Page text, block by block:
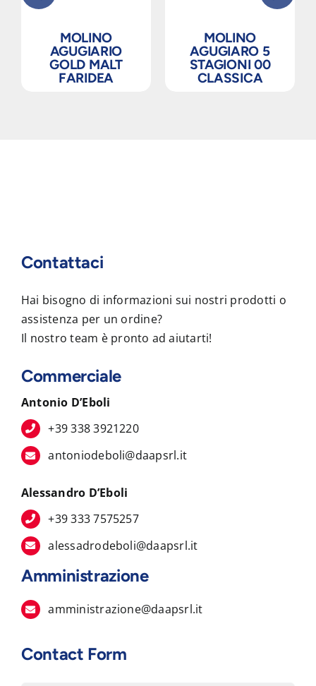
MOLINO
AGUGIARIO
GOLD MALT
FARIDEA
MOLINO
AGUGIARO 5
STAGIONI 00
CLASSICA
Contattaci
Hai bisogno di informazioni sui nostri prodotti o
assistenza per un ordine?
Il nostro team è pronto ad aiutarti!
Commerciale
Antonio D’Eboli
+39 338 3921220
antoniodeboli@daapsrl.it
Alessandro D’Eboli
+39 333 7575257
alessadrodeboli@daapsrl.it
Amministrazione
amministrazione@daapsrl.it
Contact Form